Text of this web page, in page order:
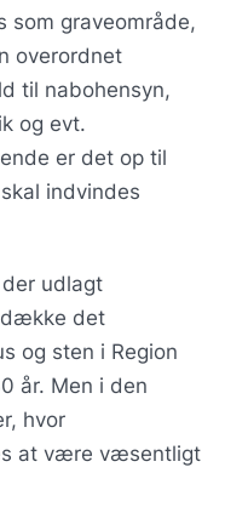
som graveområde,
overordnet
til nabohensyn,
og evt.
er det op til
indvindes
udlagt
dække det
og sten i Region
år. Men i den
hvor
at være væsentligt